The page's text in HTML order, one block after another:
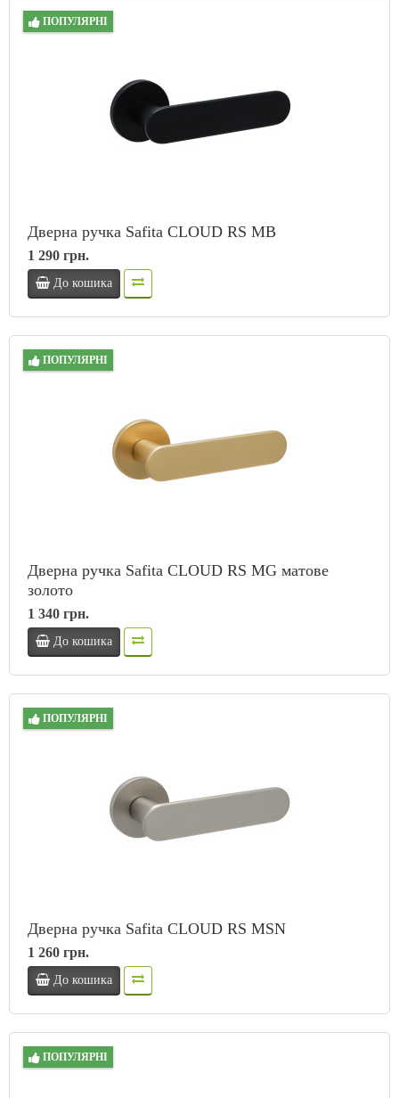
ПОПУЛЯРНІ
Дверна ручка Safita CLOUD RS MB
1 290 грн.
До кошика
ПОПУЛЯРНІ
Дверна ручка Safita CLOUD RS MG матове
золото
1 340 грн.
До кошика
ПОПУЛЯРНІ
Дверна ручка Safita CLOUD RS MSN
1 260 грн.
До кошика
ПОПУЛЯРНІ